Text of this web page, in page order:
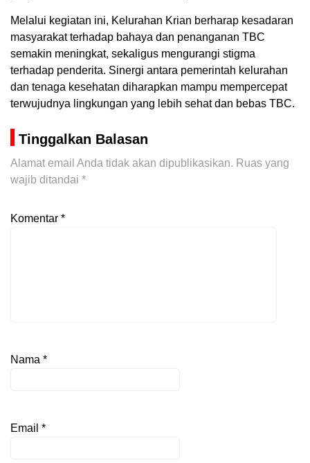
Melalui kegiatan ini, Kelurahan Krian berharap kesadaran
masyarakat terhadap bahaya dan penanganan TBC
semakin meningkat, sekaligus mengurangi stigma
terhadap penderita. Sinergi antara pemerintah kelurahan
dan tenaga kesehatan diharapkan mampu mempercepat
terwujudnya lingkungan yang lebih sehat dan bebas TBC.
Tinggalkan Balasan
Alamat email Anda tidak akan dipublikasikan. Ruas yang
wajib ditandai *
Komentar *
Nama *
Email *